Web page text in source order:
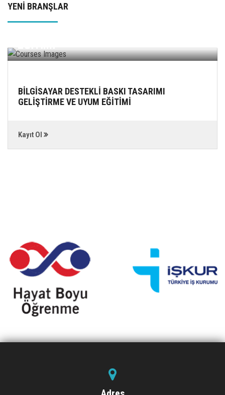
YENİ BRANŞLAR
BİLGİSAYAR DESTEKLİ BASKI
EĞİTİMİ
BİLGİSAYAR DESTEKLİ BASKI TASARIMI
GELİŞTİRME VE UYUM EĞİTİMİ
Kayıt Ol